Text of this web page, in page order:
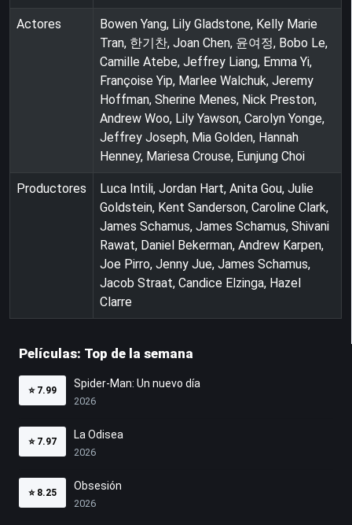
Actores
Bowen Yang, Lily Gladstone, Kelly Marie
Tran, 한기찬, Joan Chen, 윤여정, Bobo Le,
Camille Atebe, Jeffrey Liang, Emma Yi,
Françoise Yip, Marlee Walchuk, Jeremy
Hoffman, Sherine Menes, Nick Preston,
Andrew Woo, Lily Yawson, Carolyn Yonge,
Jeffrey Joseph, Mia Golden, Hannah
Henney, Mariesa Crouse, Eunjung Choi
Productores
Luca Intili, Jordan Hart, Anita Gou, Julie
Goldstein, Kent Sanderson, Caroline Clark,
James Schamus, James Schamus, Shivani
Rawat, Daniel Bekerman, Andrew Karpen,
Joe Pirro, Jenny Jue, James Schamus,
Jacob Straat, Candice Elzinga, Hazel
Clarre
Películas: Top de la semana
⭐ 7.99
Spider-Man: Un nuevo día
2026
⭐ 7.97
La Odisea
2026
⭐ 8.25
Obsesión
2026